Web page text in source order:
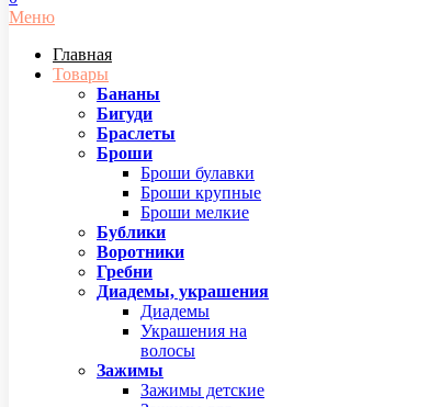
Меню
Главная
Товары
Бананы
Бигуди
Браслеты
Броши
Броши булавки
Броши крупные
Броши мелкие
Бублики
Воротники
Гребни
Диадемы, украшения
Диадемы
Украшения на
волосы
Зажимы
Зажимы детские